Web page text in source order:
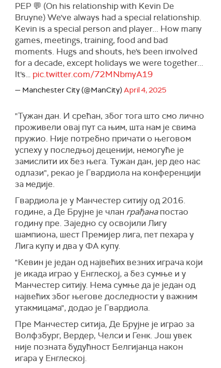
PEP 💬 (On his relationship with Kevin De
Bruyne) We've always had a special relationship.
Kevin is a special person and player... How many
games, meetings, training, food and bad
moments. Hugs and shouts, he's been involved
for a decade, except holidays we were together...
It's… pic.twitter.com/72MNbmyA19
— Manchester City (@ManCity) April 4, 2025
"Тужан дан. И срећан, због тога што смо лично
проживели овај пут са њим, шта нам је свима
пружио. Није потребно причати о његовом
успеху у последњој деценији, немогуће је
замислити их без њега. Тужан дан, јер део нас
одлази", рекао је Гвардиола на конференцији
за медије.
Гвардиола је у Манчестер ситију од 2016.
године, а Де Брујне је члан грађанапостао
годину пре. Заједно су освојили Лигу
шампиона, шест Премијер лига, пет пехара у
Лига купу и два у ФА купу.
"Кевин је један од највећих везних играча који
је икада играо у Енглеској, а без сумње и у
Манчестер ситију. Нема сумње да је један од
највећих због његове доследности у важним
утакмицама", додао је Гвардиола.
Пре Манчестер ситија, Де Брујне је играо за
Волфзбург, Вердер, Челси и Генк. Још увек
није позната будућност Белгијанца након
игара у Енглеској.